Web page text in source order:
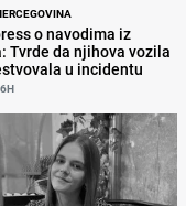
o navodima iz
Tvrde da njihova vozila
u incidentu